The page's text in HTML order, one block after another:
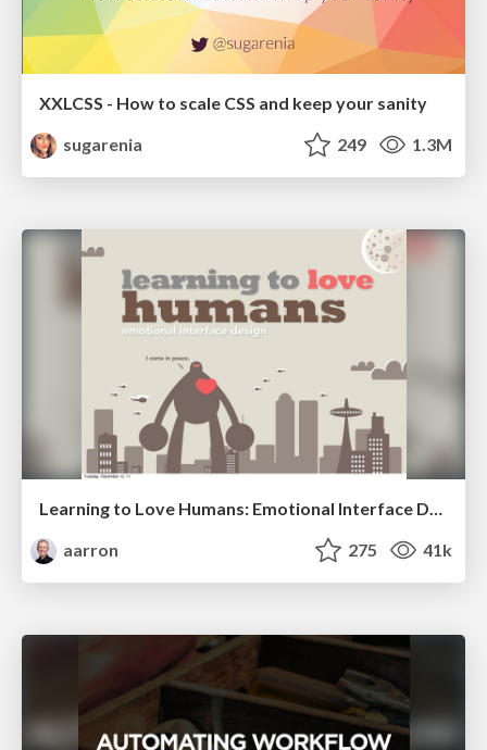
XXLCSS - How to scale CSS and keep your sanity
sugarenia
249 1.3M
aarron
275 41k